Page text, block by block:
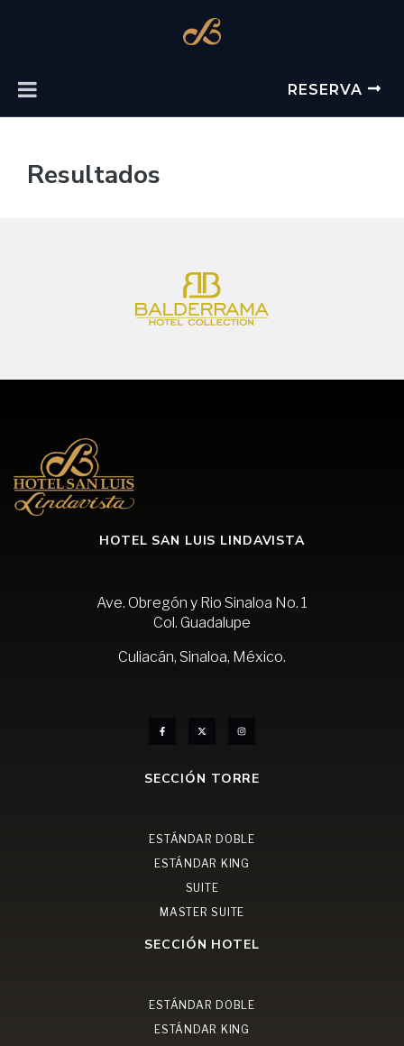
RESERVA
Resultados
HOTEL SAN LUIS LINDAVISTA
Ave. Obregón y Rio Sinaloa No. 1
Col. Guadalupe
Culiacán, Sinaloa, México.
SECCIÓN TORRE
ESTÁNDAR DOBLE
ESTÁNDAR KING
SUITE
MASTER SUITE
SECCIÓN HOTEL
ESTÁNDAR DOBLE
ESTÁNDAR KING